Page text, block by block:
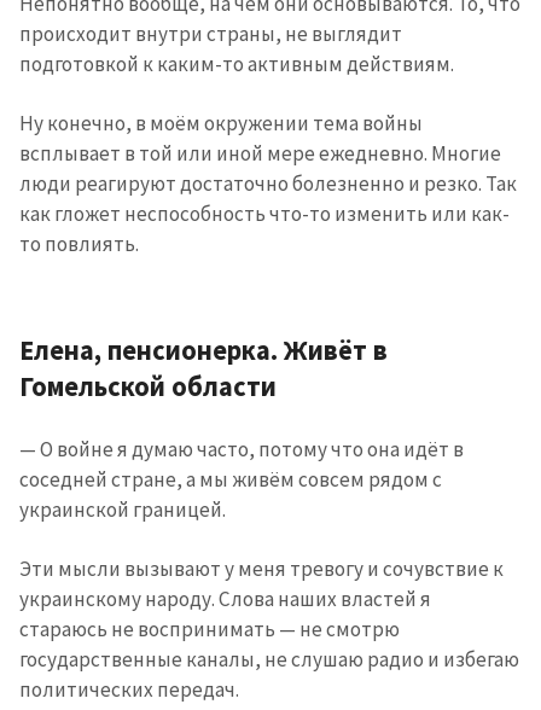
происходит внутри страны, не выглядит
подготовкой к каким-то активным действиям.
Ну конечно, в моём окружении тема войны
всплывает в той или иной мере ежедневно. Многие
люди реагируют достаточно болезненно и резко. Так
как гложет неспособность что-то изменить или как-
то повлиять.
Елена, пенсионерка. Живёт в
Гомельской области
— О войне я думаю часто, потому что она идёт в
соседней стране, а мы живём совсем рядом с
украинской границей.
Эти мысли вызывают у меня тревогу и сочувствие к
украинскому народу. Слова наших властей я
стараюсь не воспринимать — не смотрю
государственные каналы, не слушаю радио и избегаю
политических передач.
+ Добавить текст
новости
Анонимный источник
+ Моё имя
+ Личный телефон
Я прочитал(а) и согласен(на)
конфиденциальности.